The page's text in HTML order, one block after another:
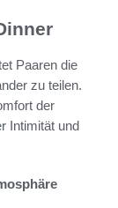
Paaren die
zu teilen.
der
Intimität und